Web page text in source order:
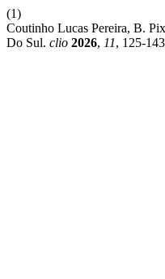
(1)
Coutinho Lucas Pereira, B.
Do Sul. clio 2026, 11, 125-